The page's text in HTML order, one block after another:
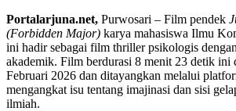
Portalarjuna.net, Purwosari – Film pendek
(Forbidden Major) karya mahasiswa Ilmu
ini hadir sebagai film thriller psikologis
akademik. Film berdurasi 8 menit 23 detik ini
Februari 2026 dan ditayangkan melalui
mengangkat isu tentang imajinasi dan sisi
ilmiah.